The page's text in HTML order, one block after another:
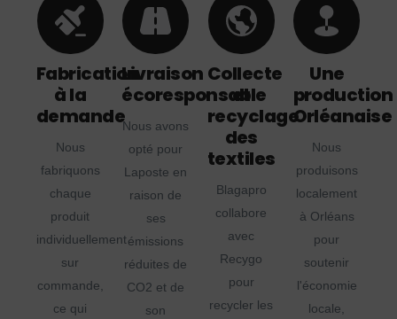
Fabrication
à la
demande
Nous
fabriquons
chaque
produit
individuellement
sur
commande,
ce qui
Livraison
écoresponsable
Nous avons
opté pour
Laposte en
raison de
ses
émissions
réduites de
CO2 et de
son
Collecte
et
recyclage
des
textiles
Blagapro
collabore
avec
Recygo
pour
recycler les
Une
production
Orléanaise
Nous
produisons
localement
à Orléans
pour
soutenir
l'économie
locale,